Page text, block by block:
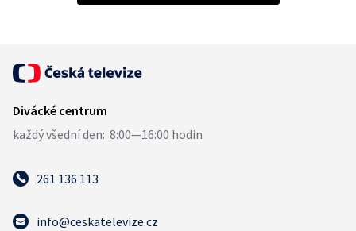
261 136 113
info@ceskatelevize.cz